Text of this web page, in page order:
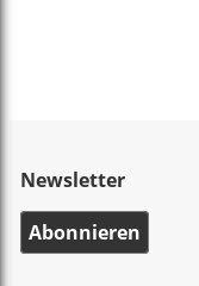
Newsletter
Abonnieren